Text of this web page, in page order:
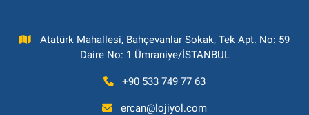
Atatürk Mahallesi, Bahçevanlar Sokak, Tek Apt. No: 59
Daire No: 1 Ümraniye/İSTANBUL
+90 533 749 77 63
ercan@lojiyol.com